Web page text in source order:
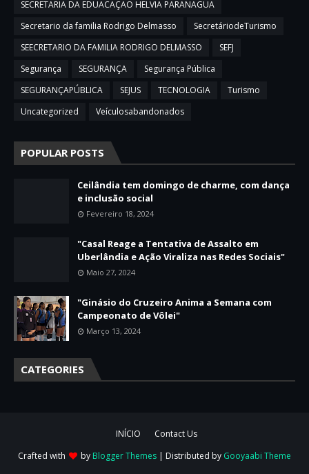
SECRETARIA DA EDUACAÇAO HELVIA PARANAGUA
Secretario da familia Rodrigo Delmasso
SecretáriodeTurismo
SEECRETARIO DA FAMILIA RODRIGO DELMASSO
SEFJ
Segurança
SEGURANÇA
Segurança Pública
SEGURANÇAPÚBLICA
SEJUS TECNOLOGIA
Turismo
Uncategorized
Veículosabandonados
POPULAR POSTS
Ceilândia tem domingo de charme, com dança
e inclusão social
Fevereiro 18, 2024
"Casal Reage a Tentativa de Assalto em
Uberlândia e Ação Viraliza nas Redes Sociais"
Maio 27, 2024
"Ginásio do Cruzeiro Anima a Semana com
Campeonato de Vôlei"
Março 13, 2024
CATEGORIES
INÍCIO
Contact Us
Crafted with
by Blogger Themes | Distributed by Gooyaabi Theme